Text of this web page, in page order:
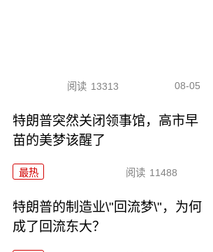
阅读 13313 08-05
特朗普突然关闭领事馆，高市早
苗的美梦该醒了
最热 阅读 11488
特朗普的制造业\"回流梦\"，为何
成了回流东大？